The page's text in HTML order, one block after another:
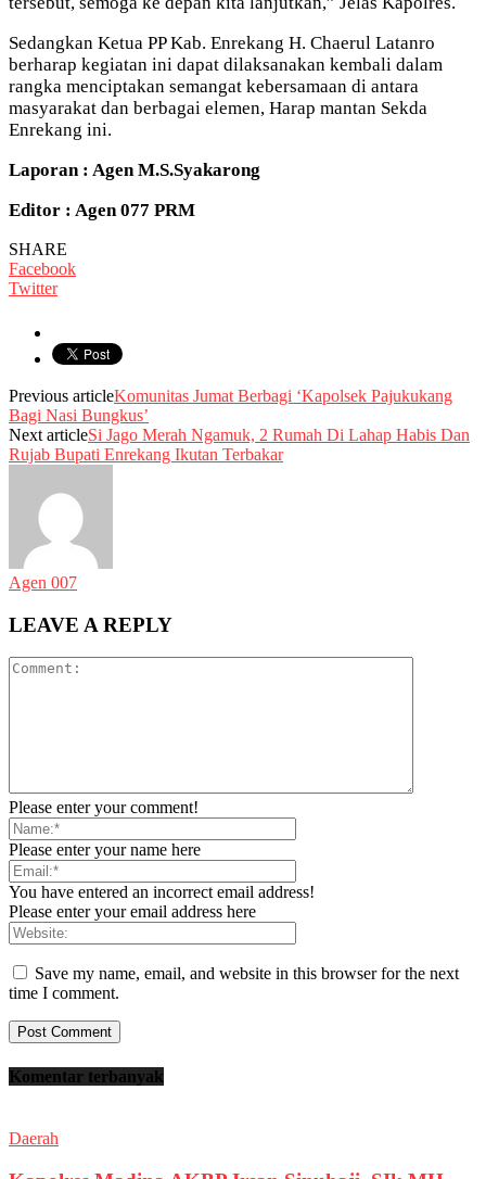
Sedangkan Ketua PP Kab. Enrekang H. Chaerul Latanro
berharap kegiatan ini dapat dilaksanakan kembali dalam
rangka menciptakan semangat kebersamaan di antara
masyarakat dan berbagai elemen, Harap mantan Sekda
Enrekang ini.
Laporan : Agen M.S.Syakarong
Editor : Agen 077 PRM
SHARE
Facebook
Twitter
Previous articleKomunitas Jumat Berbagi ‘Kapolsek Pajukukang
Bagi Nasi Bungkus’
Next articleSi Jago Merah Ngamuk, 2 Rumah Di Lahap Habis Dan
Rujab Bupati Enrekang Ikutan Terbakar
Agen 007
LEAVE A REPLY
Please enter your comment!
Please enter your name here
You have entered an incorrect email address!
Please enter your email address here
Save my name, email, and website in this browser for the next
time I comment.
Komentar terbanyak
Daerah